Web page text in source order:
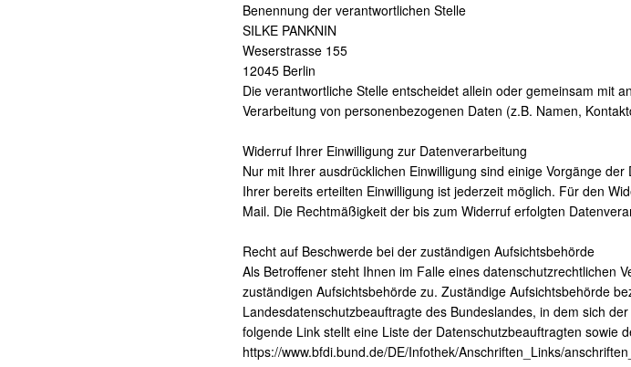
Benennung der verantwortlichen Stelle
SILKE PANKNIN
Weserstrasse 155
12045 Berlin
Die verantwortliche Stelle entscheidet allein oder gemeinsam mit
Verarbeitung von personenbezogenen Daten (z.B. Namen,
Widerruf Ihrer Einwilligung zur Datenverarbeitung
Nur mit Ihrer ausdrücklichen Einwilligung sind einige Vorgänge
Ihrer bereits erteilten Einwilligung ist jederzeit möglich. Für den
Mail. Die Rechtmäßigkeit der bis zum Widerruf erfolgten
Recht auf Beschwerde bei der zuständigen Aufsichtsbehörde
Als Betroffener steht Ihnen im Falle eines datenschutzrechtlichen
zuständigen Aufsichtsbehörde zu. Zuständige Aufsichtsbehörde
Landesdatenschutzbeauftragte des Bundeslandes, in dem sich
folgende Link stellt eine Liste der Datenschutzbeauftragten sowie
https://www.bfdi.bund.de/DE/Infothek/Anschriften_Links/